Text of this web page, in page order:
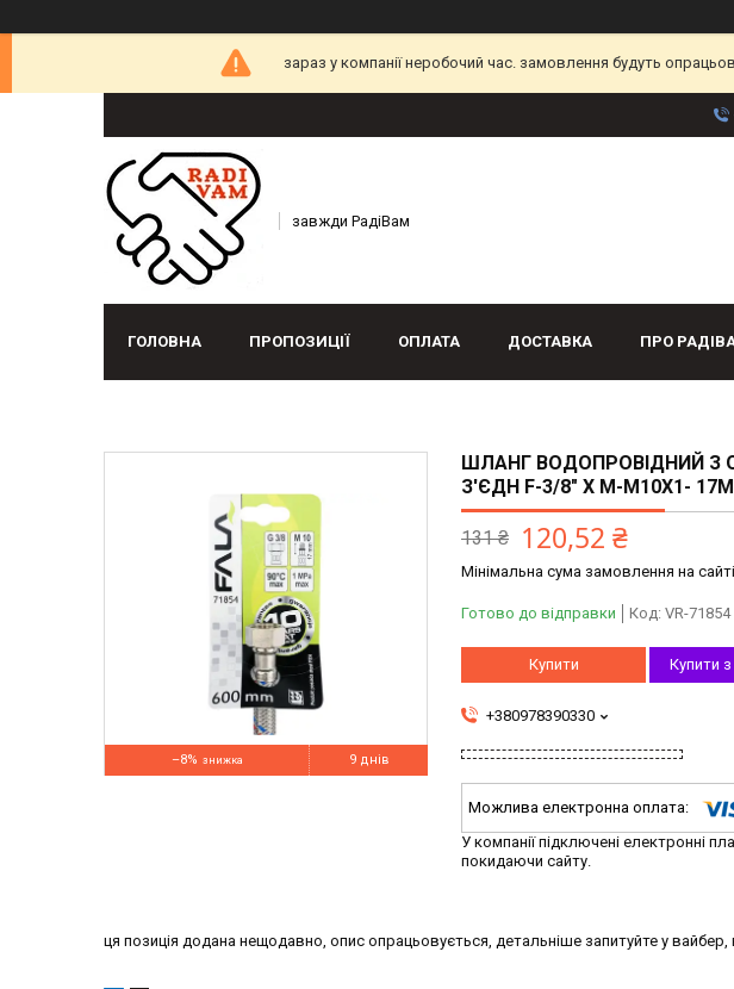
зараз у компанії неробочий час. замовлення будуть
завжди РадіВам
ГОЛОВНА ПРОПОЗИЦІЇ ОПЛАТА ДОСТАВКА ПРО
–8% 9 днів
ШЛАНГ ВОДОПРОВІДНИЙ З
З'ЄДН F-3/8" Х M-M10X1-
131 ₴ 120,52 ₴
Мінімальна сума замовлення на
Готово до відправки Код: VR-71854
Купити Купити з
+380978390330
У компанії підключені електронні
покидаючи сайту.
ця позиція додана нещодавно, опис опрацьовується, детальніше запитуйте у вайбер,